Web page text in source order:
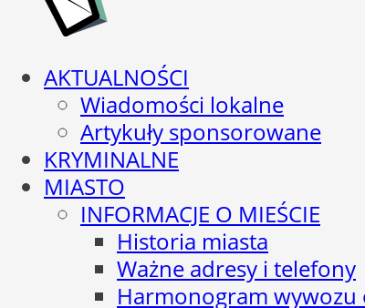
AKTUALNOŚCI
Wiadomości lokalne
Artykuły sponsorowane
KRYMINALNE
MIASTO
INFORMACJE O MIEŚCIE
Historia miasta
Ważne adresy i telefony
Harmonogram